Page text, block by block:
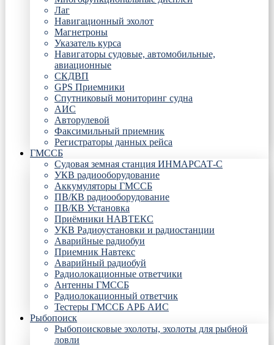
Лаг
Навигационный эхолот
Магнетроны
Указатель курса
Навигаторы судовые, автомобильные,
авиационные
СКДВП
GPS Приемники
Спутниковый мониторинг судна
АИС
Авторулевой
Факсимильный приемник
Регистраторы данных рейса
ГМССБ
Судовая земная станция ИНМАРСАТ-С
УКВ радиооборудование
Аккумуляторы ГМССБ
ПВ/КВ радиооборудование
ПВ/КВ Установка
Приёмники НАВТЕКС
УКВ Радиоустановки и радиостанции
Аварийные радиобуи
Приемник Навтекс
Аварийный радиобуй
Радиолокационные ответчики
Антенны ГМССБ
Радиолокационный ответчик
Тестеры ГМССБ АРБ АИС
Рыбопоиск
Рыбопоисковые эхолоты, эхолоты для рыбной
ловли